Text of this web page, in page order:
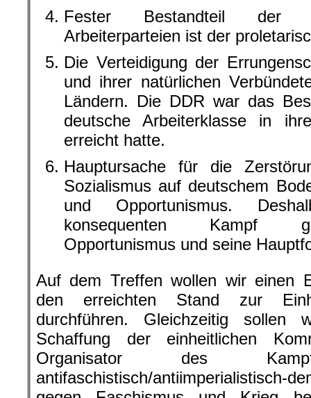
Fester Bestandteil der
Arbeiterparteien ist der
Die Verteidigung der
und ihrer natürlichen
Ländern. Die DDR war das
deutsche Arbeiterklasse in
erreicht hatte.
Hauptursache für die
Sozialismus auf deutschem
und Opportunismus.
konsequenten Kampf
Opportunismus und seine
Auf dem Treffen wollen wir einen
den erreichten Stand zur
durchführen. Gleichzeitig sollen
Schaffung der einheitlichen
Organisator des
antifaschistisch/